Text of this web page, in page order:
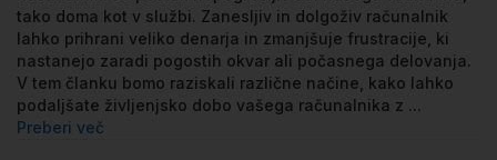
tako doma kot v službi. Zanesljiv in dolgoživ računalnik
lahko prihrani veliko denarja in zmanjšuje frustracije, ki
nastanejo zaradi pogostih okvar ali počasnega delovanja.
V tem članku bomo raziskali različne načine, kako lahko
podaljšate življenjsko dobo vašega računalnika z ...
Preberi več